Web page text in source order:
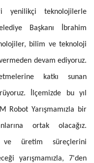
yenilikçi teknolojilerle
Başkanı İbrahim
bilim ve teknoloji
devam ediyoruz.
katkı sunan
İlçemizde bu yıl
Robot Yarışmamızla bir
ortak olacağız.
ve üretim süreçlerini
yarışmamızla, 7'den